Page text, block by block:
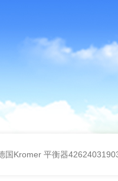
国Kromer 平衡器